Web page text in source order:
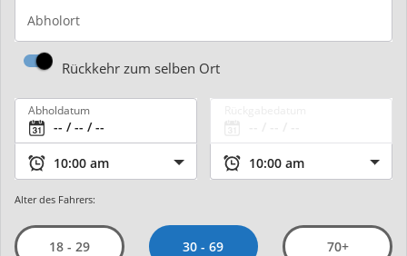
Abholort
Rückkehr zum selben Ort
Abholdatum
Alter des Fahrers:
18 - 29 30 - 69 70+